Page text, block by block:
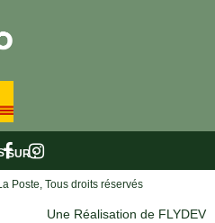
SUR :
Poste, Tous droits réservés
Une Réalisation de FLYDEV